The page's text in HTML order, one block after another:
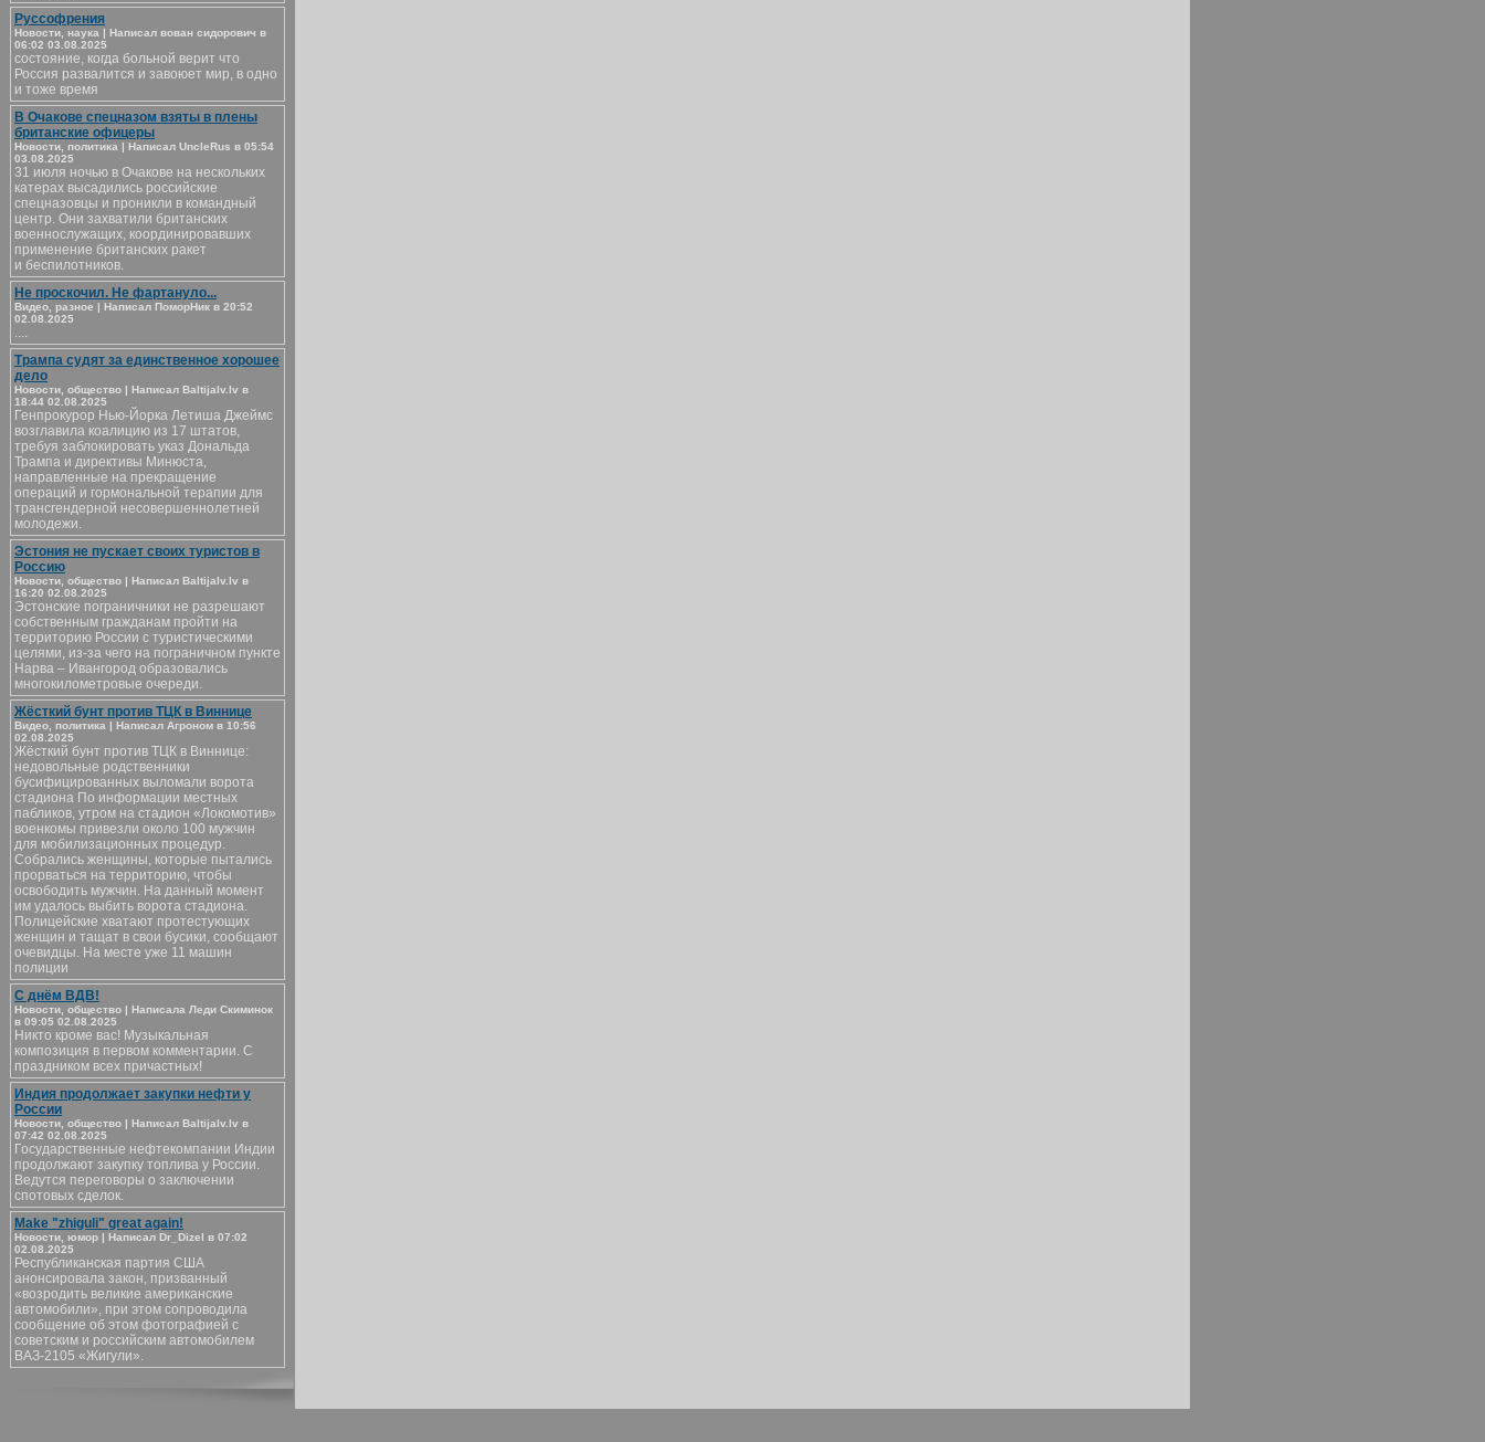
Руссофрения
Новости, наука | Написал вован сидорович в
06:02 03.08.2025
состояние, когда больной верит что
Россия развалится и завоюет мир, в одно
и тоже время
В Очакове спецназом взяты в плены
британские офицеры
Новости, политика | Написал UncleRus в 05:54
03.08.2025
31 июля ночью в Очакове на нескольких
катерах высадились российские
спецназовцы и проникли в командный
центр. Они захватили британских
военнослужащих, координировавших
применение британских ракет
и беспилотников.
Не проскочил. Не фартануло...
Видео, разное | Написал ПоморНик в 20:52
02.08.2025
....
Трампа судят за единственное хорошее
дело
Новости, общество | Написал Baltijalv.lv в
18:44 02.08.2025
Генпрокурор Нью-Йорка Летиша Джеймс
возглавила коалицию из 17 штатов,
требуя заблокировать указ Дональда
Трампа и директивы Минюста,
направленные на прекращение
операций и гормональной терапии для
трансгендерной несовершеннолетней
молодежи.
Эстония не пускает своих туристов в
Россию
Новости, общество | Написал Baltijalv.lv в
16:20 02.08.2025
Эстонские пограничники не разрешают
собственным гражданам пройти на
территорию России с туристическими
целями, из-за чего на пограничном пункте
Нарва – Ивангород образовались
многокилометровые очереди.
Жёсткий бунт против ТЦК в Виннице
Видео, политика | Написал Агроном в 10:56
02.08.2025
Жёсткий бунт против ТЦК в Виннице:
недовольные родственники
бусифицированных выломали ворота
стадиона По информации местных
пабликов, утром на стадион «Локомотив»
военкомы привезли около 100 мужчин
для мобилизационных процедур.
Собрались женщины, которые пытались
прорваться на территорию, чтобы
освободить мужчин. На данный момент
им удалось выбить ворота стадиона.
Полицейские хватают протестующих
женщин и тащат в свои бусики, сообщают
очевидцы. На месте уже 11 машин
полиции
С днём ВДВ!
Новости, общество | Написала Леди Скиминок
в 09:05 02.08.2025
Никто кроме вас! Музыкальная
композиция в первом комментарии. С
праздником всех причастных!
Индия продолжает закупки нефти у
России
Новости, общество | Написал Baltijalv.lv в
07:42 02.08.2025
Государственные нефтекомпании Индии
продолжают закупку топлива у России.
Ведутся переговоры о заключении
спотовых сделок.
Make "zhiguli" great again!
Новости, юмор | Написал Dr_Dizel в 07:02
02.08.2025
Республиканская партия США
анонсировала закон, призванный
«возродить великие американские
автомобили», при этом сопроводила
сообщение об этом фотографией с
советским и российским автомобилем
ВАЗ-2105 «Жигули».